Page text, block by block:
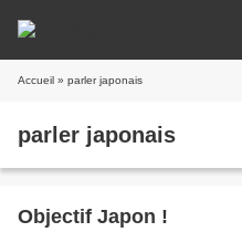
Accueil » parler japonais
parler japonais
Objectif Japon !